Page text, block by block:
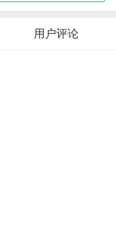
用户评论